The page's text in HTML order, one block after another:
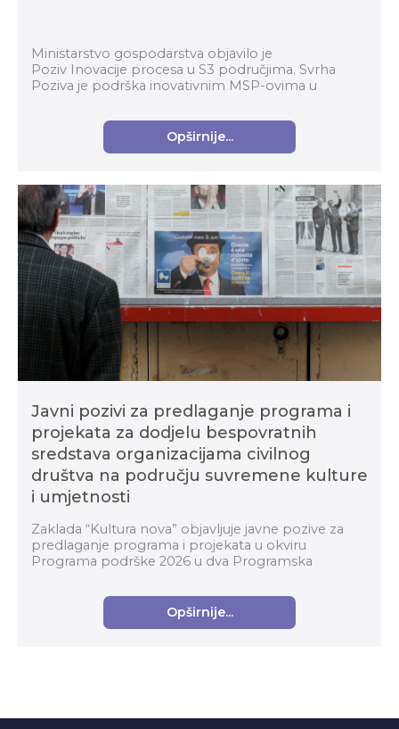
Ministarstvo gospodarstva objavilo je
Poziv Inovacije procesa u S3 područjima. Svrha
Poziva je podrška inovativnim MSP-ovima u
inovativnih proizvoda...
Opširnije...
Javni pozivi za predlaganje programa i
projekata za dodjelu bespovratnih
sredstava organizacijama civilnog
društva na području suvremene kulture
i umjetnosti
Zaklada “Kultura nova” objavljuje javne pozive za
predlaganje programa i projekata u okviru
Programa podrške 2026 u dva Programska
umjetnost za...
Opširnije...